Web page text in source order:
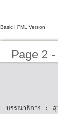
Basic HTML Version
Page 2
บรรณาธิการ :